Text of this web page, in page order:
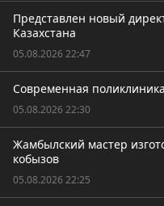
Представлен новый
Казахстана
05.08.2026 22:47
Современная
05.08.2026 22:30
Жамбылский мастер
кобызов
05.08.2026 22:25